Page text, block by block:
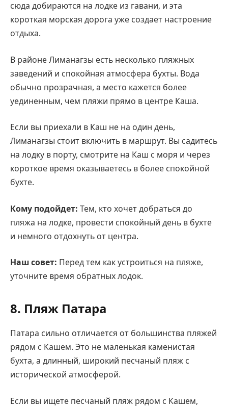
сюда добираются на лодке из гавани, и эта
короткая морская дорога уже создает настроение
отдыха.
В районе Лиманагзы есть несколько пляжных
заведений и спокойная атмосфера бухты. Вода
обычно прозрачная, а место кажется более
уединенным, чем пляжи прямо в центре Каша.
Если вы приехали в Каш не на один день,
Лиманагзы стоит включить в маршрут. Вы садитесь
на лодку в порту, смотрите на Каш с моря и через
короткое время оказываетесь в более спокойной
бухте.
Кому подойдет: Тем, кто хочет добраться до
пляжа на лодке, провести спокойный день в бухте
и немного отдохнуть от центра.
Наш совет: Перед тем как устроиться на пляже,
уточните время обратных лодок.
8. Пляж Патара
Патара сильно отличается от большинства пляжей
рядом с Кашем. Это не маленькая каменистая
бухта, а длинный, широкий песчаный пляж с
исторической атмосферой.
Если вы ищете песчаный пляж рядом с Кашем,